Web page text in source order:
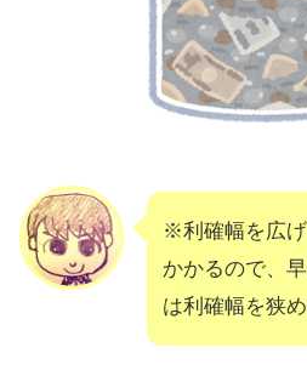
※利確幅を広
かかるので、
は利確幅を狭